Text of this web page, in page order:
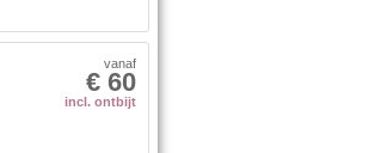
€ 60
vanaf
incl. ontbijt